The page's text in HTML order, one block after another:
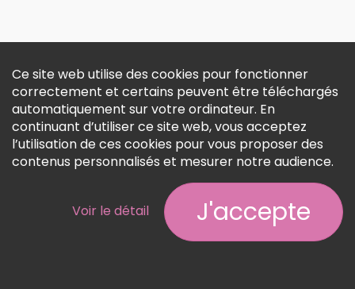
Ce site web utilise des cookies pour fonctionner
correctement et certains peuvent être téléchargés
automatiquement sur votre ordinateur. En
continuant d’utiliser ce site web, vous acceptez
l’utilisation de ces cookies pour vous proposer des
contenus personnalisés et mesurer notre audience.
Voir le détail J'accepte